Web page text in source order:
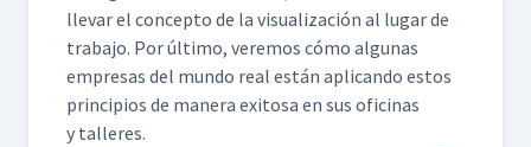
lle­var el con­cep­to de la visu­al­ización al lugar de
tra­ba­jo. Por últi­mo, ver­e­mos cómo algu­nas
empre­sas del mun­do real están apli­can­do estos
prin­ci­p­ios de man­era exi­tosa en sus ofic­i­nas
y talleres.